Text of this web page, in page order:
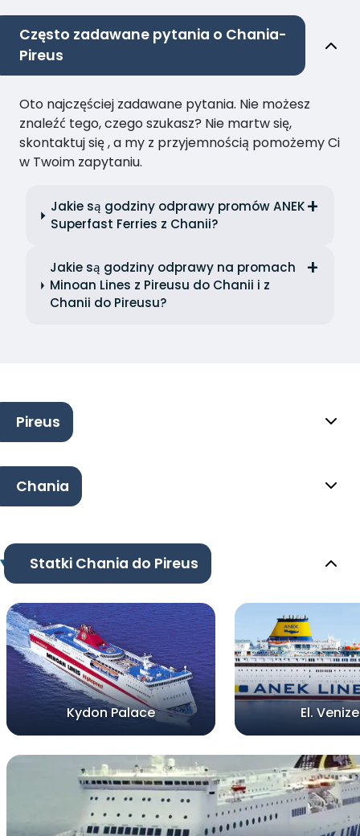
Często zadawane pytania o Chania-
Pireus
Oto najczęściej zadawane pytania. Nie możesz
znaleźć tego, czego szukasz? Nie martw się,
skontaktuj się , a my z przyjemnością pomożemy Ci
w Twoim zapytaniu.
Jakie są godziny odprawy promów ANEK
Superfast Ferries z Chanii?
Jakie są godziny odprawy na promach
Minoan Lines z Pireusu do Chanii i z
Chanii do Pireusu?
Pireus
Chania
Statki Chania do Pireus
Kydon Palace El.